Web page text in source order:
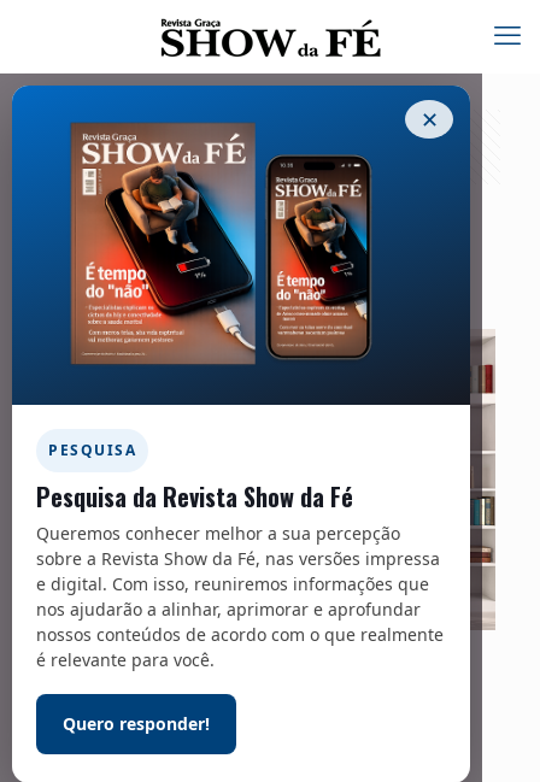
✕
PESQUISA
Pesquisa da Revista Show da Fé
Queremos conhecer melhor a sua percepção
sobre a Revista Show da Fé, nas versões impressa
e digital. Com isso, reuniremos informações que
nos ajudarão a alinhar, aprimorar e aprofundar
nossos conteúdos de acordo com o que realmente
é relevante para você.
Quero responder!
Na prateleira – 303
08/10/2024
Email